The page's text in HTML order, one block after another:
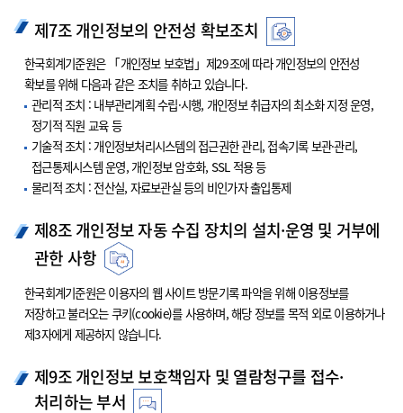
제7조 개인정보의 안전성 확보조치
한국회계기준원은 「개인정보 보호법」제29조에 따라 개인정보의 안전성
확보를 위해 다음과 같은 조치를 취하고 있습니다.
관리적 조치 : 내부관리계획 수립·시행, 개인정보 취급자의 최소화 지정 운영,
정기적 직원 교육 등
기술적 조치 : 개인정보처리시스템의 접근권한 관리, 접속기록 보관·관리,
접근통제시스템 운영, 개인정보 암호화, SSL 적용 등
물리적 조치 : 전산실, 자료보관실 등의 비인가자 출입통제
제8조 개인정보 자동 수집 장치의 설치·운영 및 거부에
관한 사항
한국회계기준원은 이용자의 웹 사이트 방문기록 파악을 위해 이용정보를
저장하고 불러오는 쿠키(cookie)를 사용하며, 해당 정보를 목적 외로 이용하거나
제3자에게 제공하지 않습니다.
제9조 개인정보 보호책임자 및 열람청구를 접수·
처리하는 부서